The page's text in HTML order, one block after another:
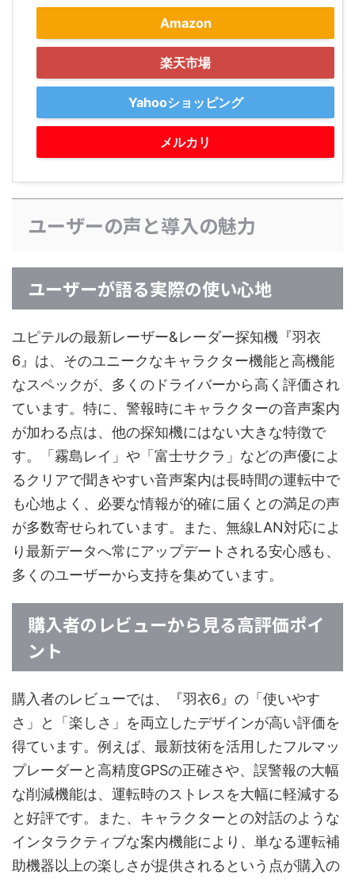
Amazon
楽天市場
Yahooショッピング
メルカリ
ユーザーの声と導入の魅力
ユーザーが語る実際の使い心地
ユピテルの最新レーザー&レーダー探知機『羽衣
6』は、そのユニークなキャラクター機能と高機能
なスペックが、多くのドライバーから高く評価され
ています。特に、警報時にキャラクターの音声案内
が加わる点は、他の探知機にはない大きな特徴で
す。「霧島レイ」や「富士サクラ」などの声優によ
るクリアで聞きやすい音声案内は長時間の運転中で
も心地よく、必要な情報が的確に届くとの満足の声
が多数寄せられています。また、無線LAN対応によ
り最新データへ常にアップデートされる安心感も、
多くのユーザーから支持を集めています。
購入者のレビューから見る高評価ポイ
ント
購入者のレビューでは、『羽衣6』の「使いやす
さ」と「楽しさ」を両立したデザインが高い評価を
得ています。例えば、最新技術を活用したフルマッ
プレーダーと高精度GPSの正確さや、誤警報の大幅
な削減機能は、運転時のストレスを大幅に軽減する
と好評です。また、キャラクターとの対話のような
インタラクティブな案内機能により、単なる運転補
助機器以上の楽しさが提供されるという点が購入の